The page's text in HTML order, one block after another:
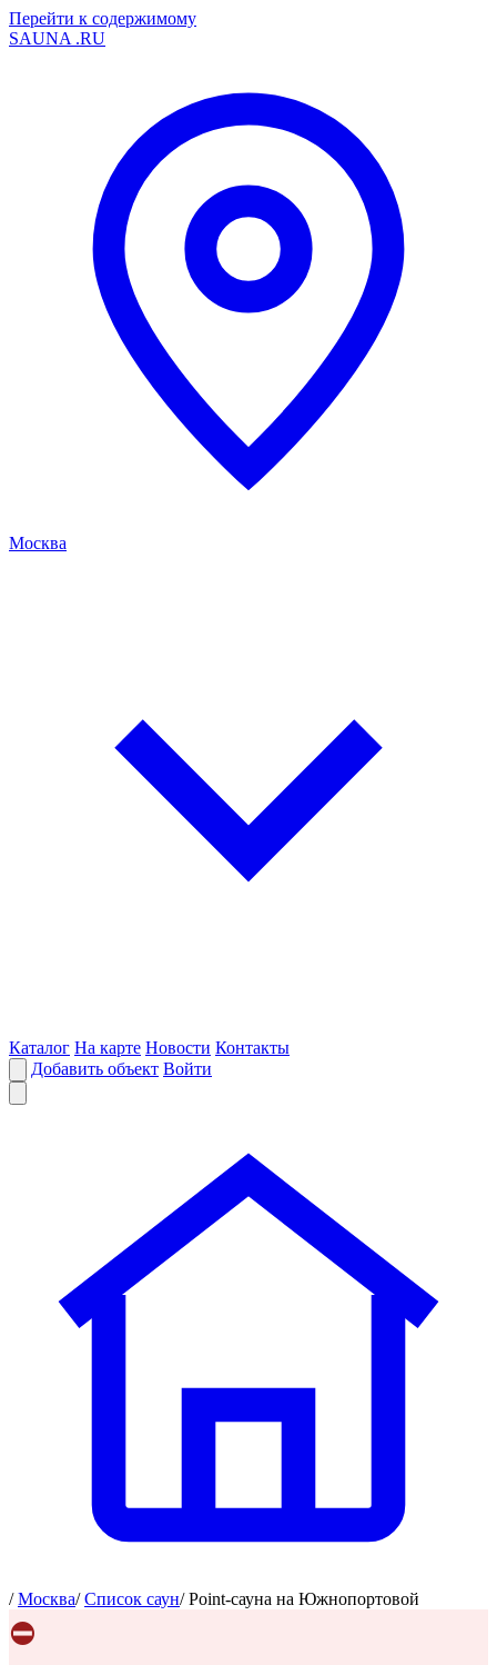
Перейти к содержимому
SAUNA .RU
Москва
Каталог На карте Новости Контакты
Добавить объект Войти
/ Москва/ Список саун/ Point-сауна на Южнопортовой
⛔